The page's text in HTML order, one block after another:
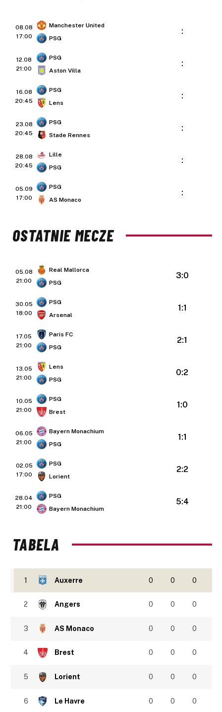
08.08
17:00
Manchester United
PSG
:
12.08
21:00
PSG
Aston Villa
:
16.08
20:45
PSG
Lens
:
23.08
20:45
PSG
Stade Rennes
:
28.08
20:45
Lille
PSG
:
05.09
17:00
PSG
AS Monaco
:
OSTATNIE MECZE
05.08
21:00
Real Mallorca
PSG
3:0
30.05
18:00
PSG
Arsenal
1:1
17.05
21:00
Paris FC
PSG
2:1
13.05
21:00
Lens
PSG
0:2
10.05
21:00
PSG
Brest
1:0
06.05
21:00
Bayern Monachium
PSG
1:1
02.05
17:00
PSG
Lorient
2:2
28.04
21:00
PSG
Bayern Monachium
5:4
TABELA
1 Auxerre 0 0 0
2 Angers 0 0 0
3 AS Monaco 0 0 0
4 Brest 0 0 0
5 Lorient 0 0 0
6 Le Havre 0 0 0